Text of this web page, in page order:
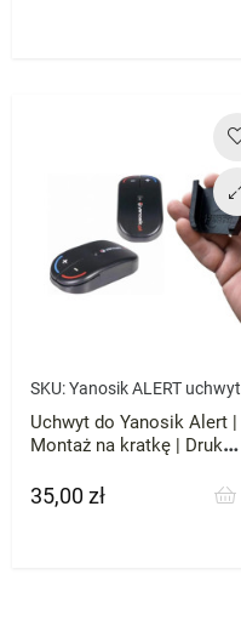
SKU:Yanosik ALERT uchwyt
Uchwyt do Yanosik Alert |
Montaż na kratkę | Druk
Cena
35,00 zł